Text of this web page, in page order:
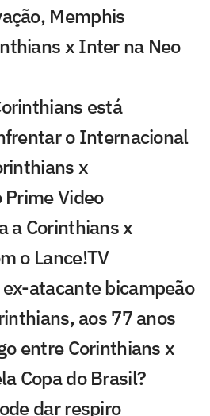
Memphis
x Inter na Neo
está
o Internacional
x
Video
a Corinthians x
o Lance!TV
atacante bicampeão
aos 77 anos
entre Corinthians x
Copa do Brasil?
dar respiro